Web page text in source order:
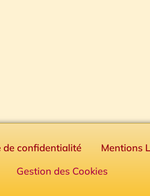
de confidentialité Mentions
Gestion des Cookies